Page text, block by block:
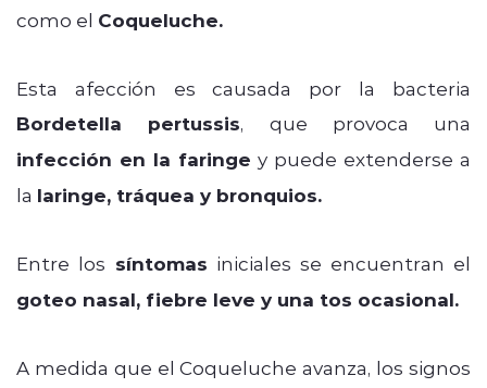
como el Coqueluche.
Esta afección es causada por la bacteria
Bordetella pertussis, que provoca una
infección en la faringe y puede extenderse a
la laringe, tráquea y bronquios.
Entre los síntomas iniciales se encuentran el
goteo nasal, fiebre leve y una tos ocasional.
A medida que el Coqueluche avanza, los signos